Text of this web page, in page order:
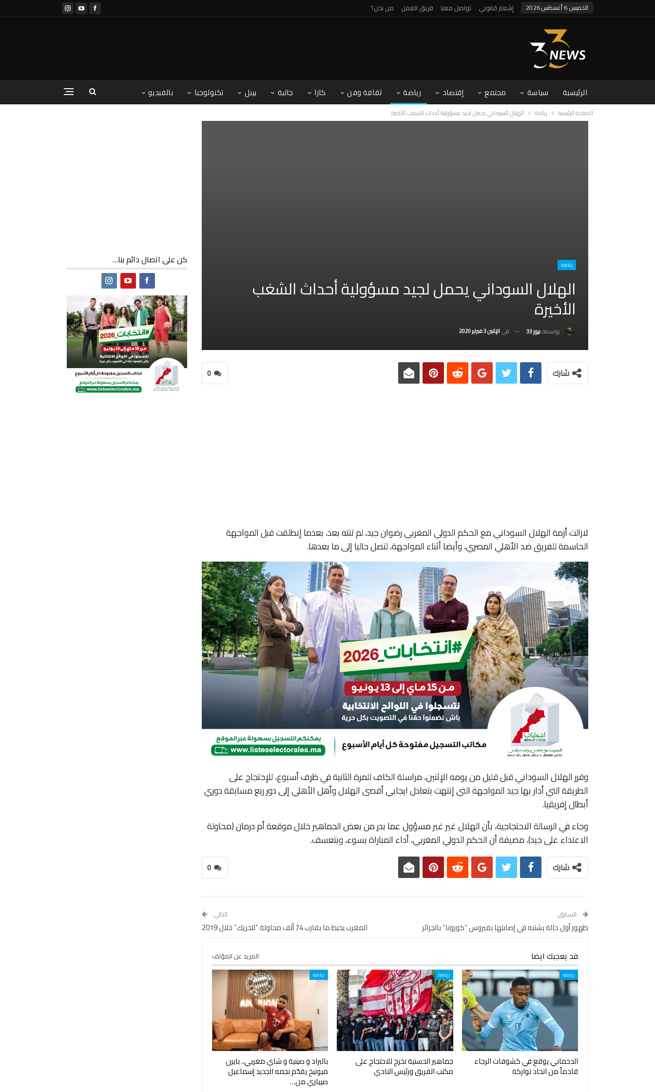
الخميس 6 أغسطس 2026 إشعار قانوني تواصل معنا فريق العمل من نحن؟
الرئيسية سياسة مجتمع إقتصاد رياضة ثقافة وفن كازا جالية بيبل تكنولوجيا بالفيديو
الصفحة الرئيسية رياضة الهلال السوداني يحمل لجيد مسؤولية أحداث الشغب الأخيرة
رياضة
الهلال السوداني يحمل لجيد مسؤولية أحداث الشغب
الأخيرة
بواسطة نيوز 33 في الإثنين 3 فبراير 2020
0 شارك
لازالت أزمة الهلال السوداني مع الحكم الدولي المغربي رضوان جيد، لم تنته بعد، بعدما إنطلقت قبل المواجهة
الحاسمة للفريق ضد الأهلي المصري، وأيضا أثناء المواجهة، لتصل حاليا إلى ما بعدها.
وقرر الهلال السوداني قبل قليل من يومه الإثنين، مراسلة الكاف للمرة الثانية في ظرف أسبوع، للإحتجاج على
الطريقة التي أدار بها جيد المواجهة التي إنتهت بتعادل ايجابي أقصى الهلال وأهل الأهلي إلى دور ربع مسابقة دوري
أبطال إفريقيا.
وجاء في الرسالة الاحتجاجية، بأن الهلال غير غير مسؤول عما بدر من بعض الجماهير خلال موقعة أم درمان (محاولة
الاعتداء على جيد)، مضيفة أن الحكم الدولي المغربي، أداء المباراة بسوء، وبتعسف.
0 شارك
السابق
ظهور أول حالة يشتبه في إصابتها بفيروس “كورونا” بالجزائر
التالي
المغرب يحبط ما يقارب 74 ألف محاولة “للحريك” خلال 2019
قد يعجبك ايضا المزيد عن المؤلف
رياضة
الدحماني يوقع في كشوفات الرجاء
قادماً من اتحاد تواركة
رياضة
جماهير الحسنية تخرج للاحتجاج على
مكتب الفريق ورئيس النادي
رياضة
بالبراد و صينية و شاي مغربي.. بايرن
ميونيخ يقدّم نجمه الجديد إسماعيل
صيباري من…
كن على اتصال دائم بنا…